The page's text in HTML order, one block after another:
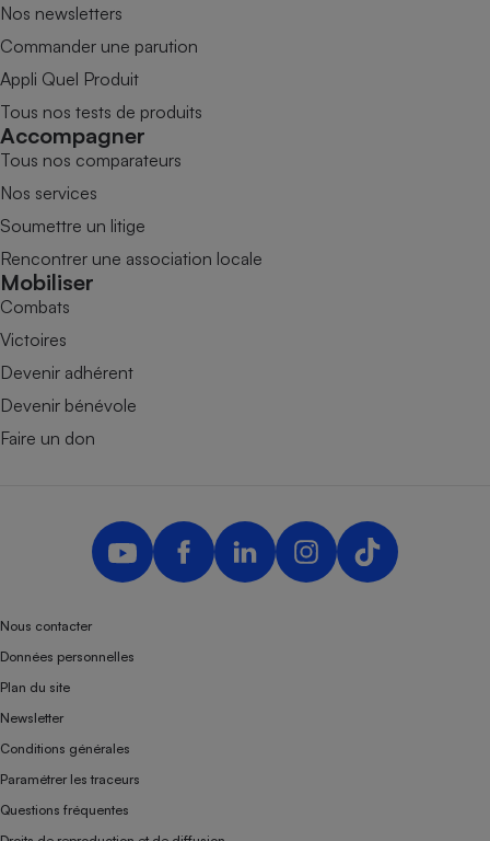
Nos newsletters
Commander une parution
Appli Quel Produit
Tous nos tests de produits
Accompagner
Tous nos comparateurs
Nos services
Soumettre un litige
Rencontrer une association locale
Mobiliser
Combats
Victoires
Devenir adhérent
Devenir bénévole
Faire un don
Nous contacter
Données personnelles
Plan du site
Newsletter
Conditions générales
Paramétrer les traceurs
Questions fréquentes